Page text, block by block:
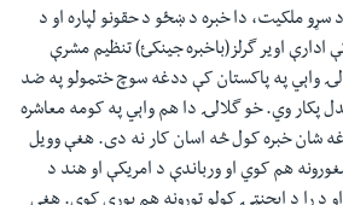
ملکيت، دا خبره د ښځو د حقونو لپاره او د
اویر گرلز(باخبره جينکئ) تنظيم مشرې
واېي په پاکستان کې ددغه سوچ ختمولو په ضد
پکار وي. خو گلالۍ دا هم واېي په کومه معاشره
شان خبره کول څه اسان کار نه دی. هغې وویل
هم کوي او ورباندې د امریکې او هند د